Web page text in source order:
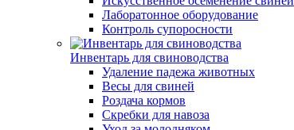
Лаборатонное оборудование
Контроль супоросности
Инвентарь для свиноводства
Удаление падежа животных
Весы для свиней
Роздача кормов
Скребки для навоза